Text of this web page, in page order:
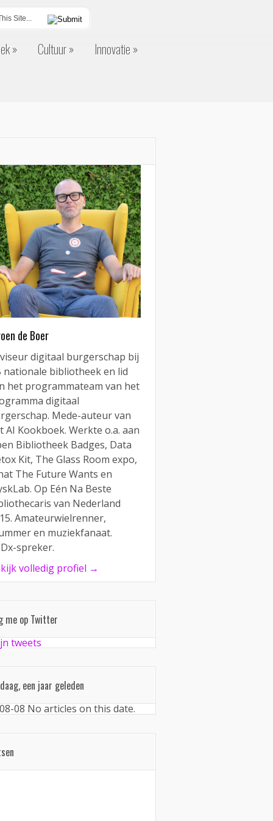
Cultuur Innovatie
de Boer
digitaal burgerschap bij
nationale bibliotheek en lid
het programmateam van het
digitaal
Mede-auteur van
AI Kookboek. Werkte o.a. aan
Bibliotheek Badges, Data
Kit, The Glass Room expo,
The Future Wants en
Op Eén Na Beste
van Nederland
Amateurwielrenner,
en muziekfanaat.
spreker.
volledig profiel →
me op Twitter
tweets
een jaar geleden
08 No articles on this date.